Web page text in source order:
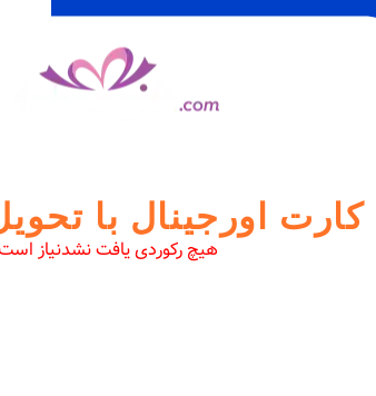
اورجینال با
هیچ رکوردی یافت نشدنیاز